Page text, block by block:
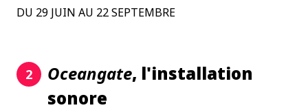
DU 29 JUIN AU 22 SEPTEMBRE
2 Oceangate, l'installation
sonore